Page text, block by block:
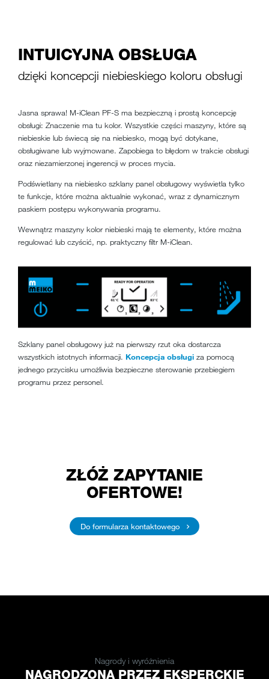
INTUICYJNA OBSŁUGA
dzięki koncepcji niebieskiego koloru obsługi
Jasna sprawa! M-iClean PF-S ma bezpieczną i prostą koncepcję
obsługi: Znaczenie ma tu kolor. Wszystkie części maszyny, które są
niebieskie lub świecą się na niebiesko, mogą być dotykane,
obsługiwane lub wyjmowane. Zapobiega to błędom w trakcie obsługi
oraz niezamierzonej ingerencji w proces mycia.
Podświetlany na niebiesko szklany panel obsługowy wyświetla tylko
te funkcje, które można aktualnie wykonać, wraz z dynamicznym
paskiem postępu wykonywania programu.
Wewnątrz maszyny kolor niebieski mają te elementy, które można
regulować lub czyścić, np. praktyczny filtr M-iClean.
Szklany panel obsługowy już na pierwszy rzut oka dostarcza
wszystkich istotnych informacji. Koncepcja obsługi za pomocą
jednego przycisku umożliwia bezpieczne sterowanie przebiegiem
programu przez personel.
ZŁÓŻ ZAPYTANIE
OFERTOWE!
Do formularza kontaktowego
Nagrody i wyróżnienia
NAGRODZONA PRZEZ EKSPERCKIE